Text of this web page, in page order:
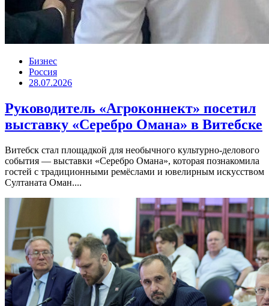
Бизнес
Россия
28.07.2026
Руководитель «Агроконнект» посетил
выставку «Серебро Омана» в Витебске
Витебск стал площадкой для необычного культурно-делового
события — выставки «Серебро Омана», которая познакомила
гостей с традиционными ремёслами и ювелирным искусством
Султаната Оман....